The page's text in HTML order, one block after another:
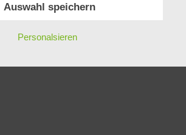
Auswahl speichern
Personalsieren